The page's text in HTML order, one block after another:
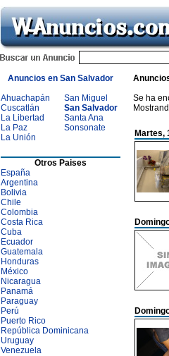
Anuncios en San Salvador
Ahuachapán
Cuscatlán
La Libertad
La Paz
La Unión
San Miguel
San Salvador
Santa Ana
Sonsonate
Otros Paises
España
Argentina
Bolivia
Chile
Colombia
Costa Rica
Cuba
Ecuador
Guatemala
Honduras
México
Nicaragua
Panamá
Paraguay
Perú
Puerto Rico
República Dominicana
Uruguay
Venezuela
Se ha
Martes,